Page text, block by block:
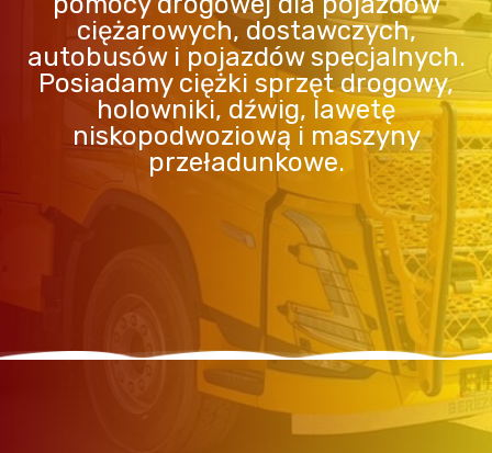
ciężarowych, dostawczych,
autobusów i pojazdów specjalnych.
Posiadamy ciężki sprzęt drogowy,
holowniki, dźwig, lawetę
niskopodwoziową i maszyny
przeładunkowe.